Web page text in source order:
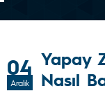
04
Aralık
Yapay
Nasıl